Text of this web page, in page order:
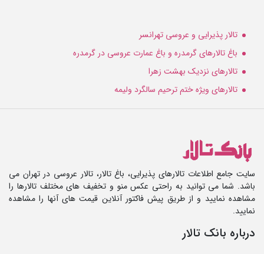
تالار پذیرایی و عروسی تهرانسر
باغ تالارهای گرمدره و باغ عمارت عروسی در گرمدره
تالارهای نزدیک بهشت زهرا
تالارهای ویژه ختم ترحیم سالگرد ولیمه
سایت جامع اطلاعات تالارهای پذیرایی، باغ تالار، تالار عروسی در تهران می
باشد. شما می توانید به راحتی عکس منو و تخفیف های مختلف تالارها را
مشاهده نمایید و از طریق پیش فاکتور آنلاین قیمت های آنها را مشاهده
نمایید.
درباره بانک تالار